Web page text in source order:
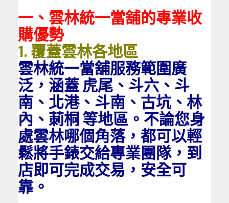
一、雲林統一當舖的專業收
購優勢
1. 覆蓋雲林各地區
雲林統一當舖服務範圍廣
泛，涵蓋 虎尾、斗六、斗
南、北港、斗南、古坑、林
內、莿桐 等地區。不論您身
處雲林哪個角落，都可以輕
鬆將手錶交給專業團隊，到
店即可完成交易，安全可
靠。